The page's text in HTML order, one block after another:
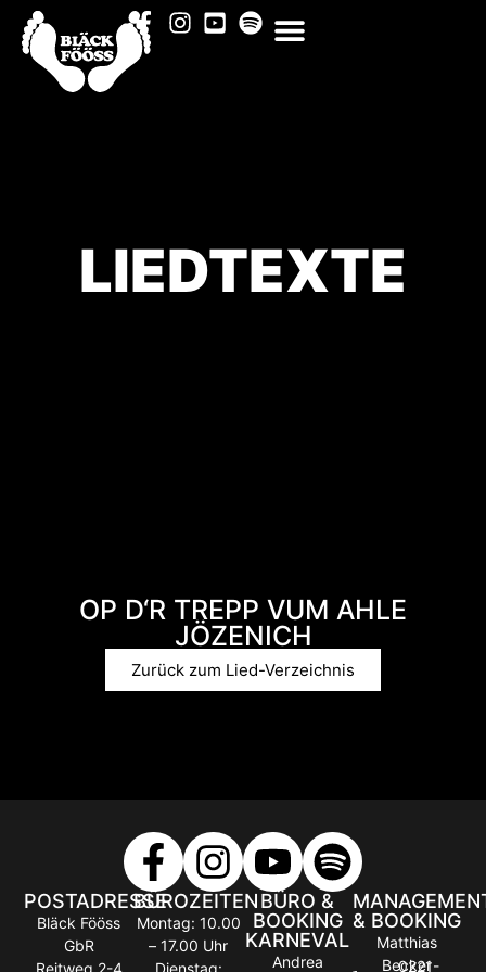
LIEDTEXTE
OP D‘R TREPP VUM AHLE
JÖZENICH
Zurück zum Lied-Verzeichnis
POSTADRESSE
Bläck Fööss
GbR
Reitweg 2-4
BÜROZEITEN
Montag: 10.00
– 17.00 Uhr
Dienstag:
BÜRO &
BOOKING
KARNEVAL
Andrea
& BOOKING
Matthias
Becker
0221-